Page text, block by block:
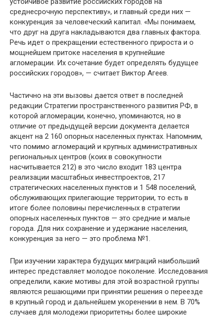
среднесрочную перспективу», и главный среди них —
конкуренция за человеческий капитал. «Мы понимаем,
что друг на друга накладываются два главных фактора.
Речь идет о прекращении естественного прироста и о
мощнейшем притоке населения в крупнейшие
агломерации. Их сочетание будет определять будущее
российских городов», — считает Виктор Агеев.
Частично на эти вызовы дается ответ в последней
редакции Стратегии пространственного развития РФ, в
которой агломерации, конечно, упоминаются, но в
отличие от предыдущей версии документа делается
акцент на 2 160 опорных населенных пунктах. Напомним,
что помимо агломераций и крупных административных
региональных центров (коих в совокупности
насчитывается 212) в это число входит 183 центра
реализации масштабных инвестпроектов, 217
стратегических населенных пунктов и 1 548 поселений,
обслуживающих прилегающие территории, то есть в
итоге более половины перечисленных в стратегии
опорных населенных пунктов — это средние и малые
города. Для них сохранение и удержание населения,
конкуренция за него — это проблема №1.
При изучении характера будущих миграций наибольший
интерес представляет молодое поколение. Исследования
определили, какие мотивы для этой возрастной группы
являются решающими при принятии решения о переезде
в крупный город и дальнейшем укоренении в нем. В 70%
случаев для молодежи приоритетны более широкие